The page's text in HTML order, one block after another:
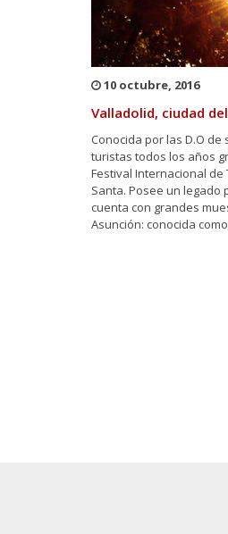
10 octubre, 2016
Valladolid, ciudad
Conocida por las D.O
turistas todos los años
Festival Internacional de
Santa. Posee un
cuenta con grandes
Asunción: conocida